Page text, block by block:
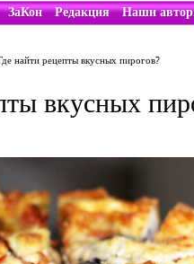
ЗаКон Редакция Наши
найти рецепты вкусных пирогов?
вкусных